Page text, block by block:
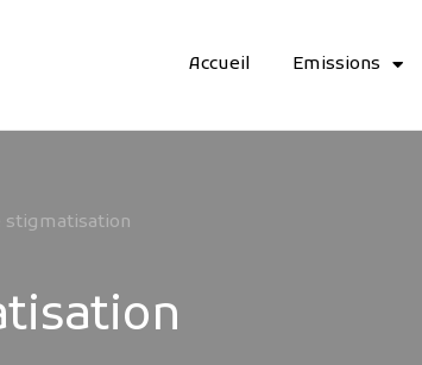
Accueil Emissions
stigmatisation